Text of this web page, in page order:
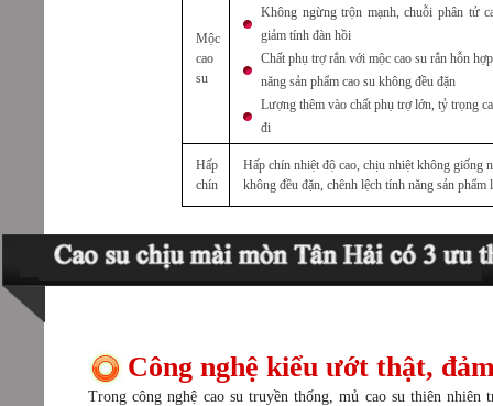
Mộc
cao
su
Không ngừng trộn mạnh, chuỗi phân tử
giảm tính đàn hồi
Chất phụ trợ rắn với mộc cao su rắn hỗn
năng sản phẩm cao su không đều đặn
Lượng thêm vào chất phụ trợ lớn, tỷ trọng
đi
Hấp
chín
Hấp chín nhiệt độ cao, chịu nhiệt không giống
không đều đặn, chênh lệch tính năng sản phẩm
Công nghệ kiểu ướt thật,
Trong công nghệ cao su truyền thống, mủ cao su thiên nhiên